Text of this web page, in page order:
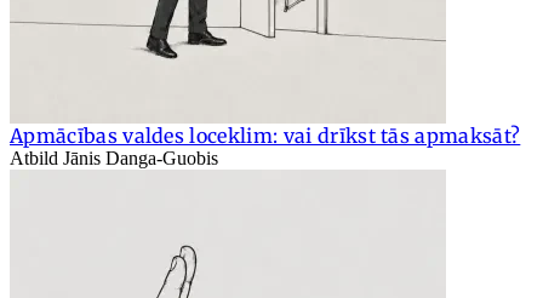
Apmācības valdes loceklim: vai drīkst tās apmaksāt?
Atbild Jānis Danga-Guobis